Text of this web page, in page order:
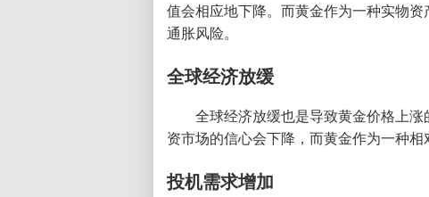
值会相应地下降。而黄金作为一种实物
通胀风险。
全球经济放缓
全球经济放缓也是导致黄金价格上
资市场的信心会下降，而黄金作为一种相
投机需求增加